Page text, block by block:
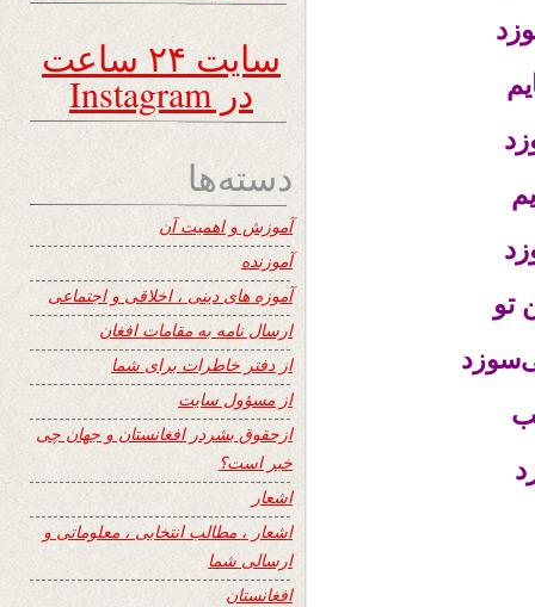
تو
سایت ۲۴ ساعت
در Instagram
دسته‌ها
آموزش و اهمیت آن
آموزنده
آموزه های دینی ، اخلاقی و اجتماعی
ارسال نامه به مقامات افغان
از دفتر خاطرات برای شما
از مسؤول سایت
ازحقوق بشردر افغانستان و جهان چی
خبر است؟
اشعار
اشعار ، مطالب انتخابی ، معلوماتی و
ارسالی شما
افغانستان